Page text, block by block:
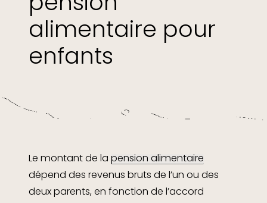
alimentaire pour
enfants
Le montant de la pension alimentaire
dépend des revenus bruts de l’un ou des
deux parents, en fonction de l’accord